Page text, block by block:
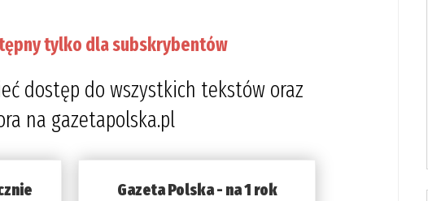
tylko dla subskrybentów
dostęp do wszystkich tekstów oraz
na gazetapolska.pl
Gazeta Polska - na 1 rok